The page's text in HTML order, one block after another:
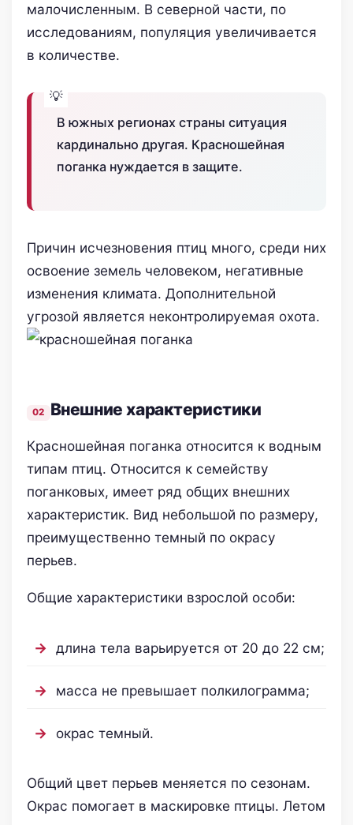
малочисленным. В северной части, по
исследованиям, популяция увеличивается
в количестве.
В южных регионах страны ситуация
кардинально другая. Красношейная
поганка нуждается в защите.
Причин исчезновения птиц много, среди них
освоение земель человеком, негативные
изменения климата. Дополнительной
угрозой является неконтролируемая охота.
Внешние характеристики
Красношейная поганка относится к водным
типам птиц. Относится к семейству
поганковых, имеет ряд общих внешних
характеристик. Вид небольшой по размеру,
преимущественно темный по окрасу
перьев.
Общие характеристики взрослой особи:
длина тела варьируется от 20 до 22 см;
масса не превышает полкилограмма;
окрас темный.
Общий цвет перьев меняется по сезонам.
Окрас помогает в маскировке птицы. Летом